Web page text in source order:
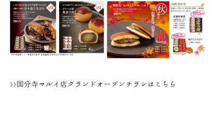
>>国分寺マルイ店グランドオープンチラシはこちら